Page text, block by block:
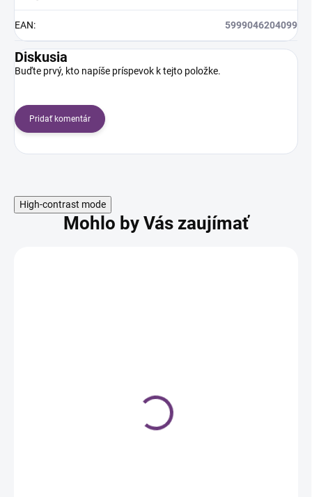
EAN: 5999046204099
Diskusia
Buďte prvý, kto napíše príspevok k tejto položke.
Pridať komentár
High-contrast mode
Mohlo by Vás zaujímať
na očné vrásky, 30 ml